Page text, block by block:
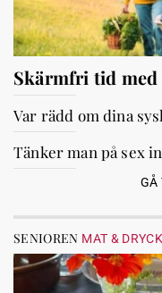
Skärmfri tid med
Var rädd om dina
Tänker man på sex
GÅ
SENIOREN MAT & DRYCK